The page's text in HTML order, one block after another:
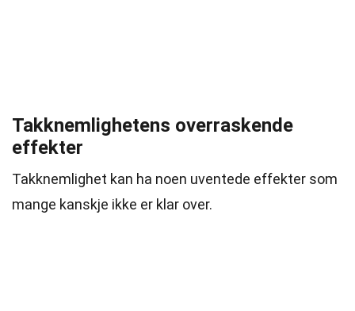
Takknemlighetens overraskende
effekter
Takknemlighet kan ha noen uventede effekter som
mange kanskje ikke er klar over.